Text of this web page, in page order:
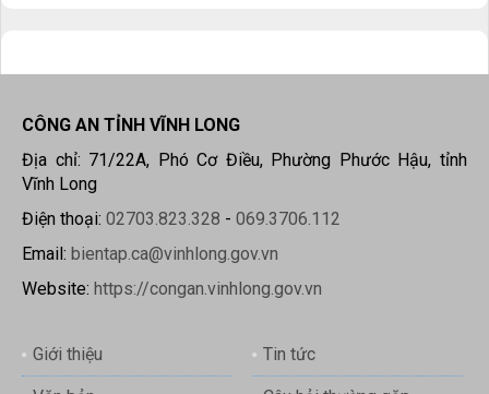
CÔNG AN TỈNH VĨNH LONG
Địa chỉ: 71/22A, Phó Cơ Điều, Phường Phước Hậu, tỉnh
Vĩnh Long
Điện thoại: 02703.823.328 - 069.3706.112
Email: bientap.ca@vinhlong.gov.vn
Website: https://congan.vinhlong.gov.vn
Giới thiệu Tin tức